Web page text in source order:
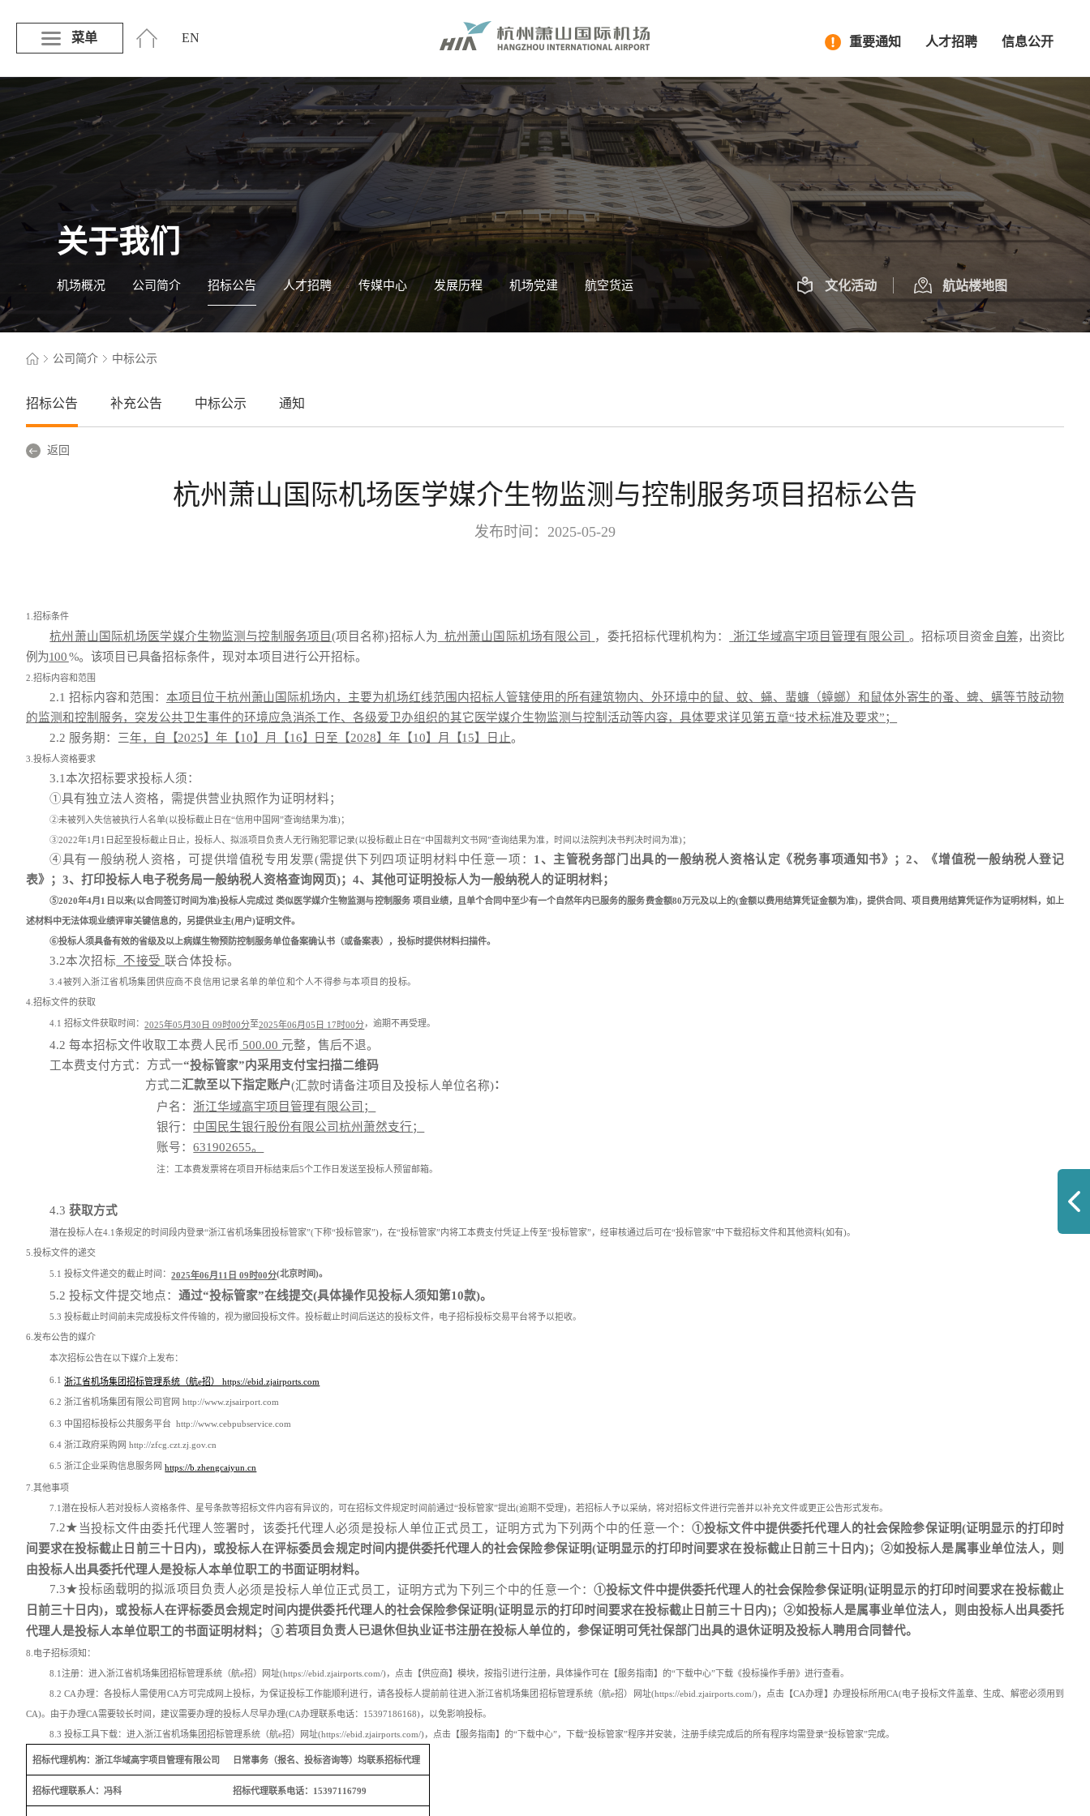
菜单 EN 信息公开
人才招聘
重要通知
关于我们
机场概况 公司简介 招标公告 人才招聘 传媒中心 发展历程 机场党建 航空货运 文化活动 航站楼地图
公司简介 中标公示
招标公告 补充公告 中标公示 通知
返回
杭州萧山国际机场医学媒介生物监测与控制服务项目招标公告
发布时间：2025-05-29
1.招标条件
杭州萧山国际机场医学媒介生物监测与控制服务项目(项目名称)招标人为 杭州萧山国际机场有限公司 ，委托招标代理机构为： 浙江华域高宇项目管理有限公司 。招标项目资金 自筹，出资比
例为100%。该项目已具备招标条件，现对本项目 进行公开招标。
2.招标内容和范围
2.1 招标内容和范围： 本项目位于杭州萧山国际机场内，主要为机场红线范围内招标人管辖使用的所有建筑物内、外环境中的鼠、蚊、蝇、蜚蠊（蟑螂）和鼠体外寄生的蚤、蜱、螨等节肢动物
的监测和控制服务，突发公共卫生事件的环境应急消杀工作、各级爱卫办组织的其它医学媒介生物监测与控制活动等内容，具体要求详见第五章“技术标准及要求”；
2.2 服务期：三年，自【2025】年【10】月【16】日至【2028】年【10】月【15】日止。
3.投标人资格要求
3.1本次招标要求投标人须：
①具有独立法人资格，需提供营业执照作为证明材料；
②未被列入失信被执行人名单(以投标截止日在“信用中国网”查询结果为准)；
③2022年1月1日起至投标截止日止，投标人、拟派项目负责人无行贿犯罪记录(以投标截止日在“中国裁判文书网”查询结果为准，时间以法院判决书判决时间为准)；
④具有一般纳税人资格，可提供增值税专用发票(需提供下列四项证明材料中任意一项： 1、主管税务部门出具的一般纳税人资格认定《税务事项通知书》；2、《增值税一般纳税人登记
表》；3、打印投标人电子税务局一般纳税人资格查询网页)；4、其他可证明投标人为一般纳税人的证明材料；
⑤2020年4月1日以来(以合同签订时间为准)投标人完成过 类似医学媒介生物监测与控制服务 项目业绩，且单个合同中至少有一个自然年内已服务的服务费金额80万元及以上的(金额以费用结算凭证金额为准)，提供合同、项目费用结算凭证作为证明材料，如上
述材料中无法体现业绩评审关键信息的，另提供业主(用户)证明文件。
⑥投标人须具备有效的省级及以上病媒生物预防控制服务单位备案确认书（或备案表），投标时提供材料扫描件。
3.2本次招标 不接受 联合体投标。
3.4被列入浙江省机场集团供应商不良信用记录名单的单位和个人不得参与本项目的投标。
4.招标文件的获取
4.1 招标文件获取时间：2025年05月30日 09时00分至2025年06月05日 17时00分，逾期不再受理。
4.2 每本招标文件收取工本费人民币 500.00 元整，售后不退。
工本费支付方式： 方式一“投标管家”内采用支付宝扫描二维码
方式二汇款至以下指定账户(汇款时请备注项目及投标人单位名称)：
户名： 浙江华域高宇项目管理有限公司；
银行： 中国民生银行股份有限公司杭州萧然支行；
账号：631902655。
注：工本费发票将在项目开标结束后5个工作日发送至投标人预留邮箱。
4.3获取方式
潜在投标人在4.1条规定的时间段内登录“浙江省机场集团投标管家”(下称“投标管家”)，在“投标管家”内将工本费支付凭证上传至“投标管家”，经审核通过后可在“投标管家”中下载招标文件和其他资料(如有)。
5.投标文件的递交
5.1 投标文件递交的截止时间：2025年06月11日 09时00分(北京时间)。
5.2 投标文件提交地点：通过“投标管家”在线提交(具体操作见投标人须知第10款)。
5.3 投标截止时间前未完成投标文件传输的，视为撤回投标文件。投标截止时间后送达的投标文件，电子招标投标交易平台将予以拒收。
6.发布公告的媒介
本次招标公告在以下媒介上发布：
6.1浙江省机场集团招标管理系统（航e招） https://ebid.zjairports.com
6.2 浙江省机场集团有限公司官网 http://www.zjsairport.com
6.3 中国招标投标公共服务平台 http://www.cebpubservice.com
6.4 浙江政府采购网 http://zfcg.czt.zj.gov.cn
6.5 浙江企业采购信息服务网https://b.zhengcaiyun.cn
7.其他事项
7.1潜在投标人若对投标人资格条件、星号条款等招标文件内容有异议的，可在招标文件规定时间前通过“投标管家”提出(逾期不受理)，若招标人予以采纳，将对招标文件进行完善并以补充文件或更正公告形式发布。
7.2★ 当投标文件由委托代理人签署时，该委托代理人必须是投标人单位正式员工，证明方式为下列两个中的任意一个：①投标文件中提供委托代理人的社会保险参保证明(证明显示的打印时
间要求在投标截止日前三十日内)，或投标人在评标委员会规定时间内提供委托代理人的社会保险参保证明(证明显示的打印时间要求在投标截止日前三十日内)；②如投标人是属事业单位法人，则
由投标人出具委托代理人是投标人本单位职工的书面证明材料。
7.3★投标函载明的拟派项目负责人必须是投标人单位正式员工，证明方式为下列三个中的任意一个：①投标文件中提供委托代理人的社会保险参保证明(证明显示的打印时间要求在投标截止
日前三十日内)，或投标人在评标委员会规定时间内提供委托代理人的社会保险参保证明(证明显示的打印时间要求在投标截止日前三十日内)；②如投标人是属事业单位法人，则由投标人出具委托
代理人是投标人本单位职工的书面证明材料；
③若项目负责人已退休但执业证书注册在投标人单位的，参保证明可凭社保部门出具的退休证明及投标人聘用合同替代。
8.电子招标须知：
8.1注册：进入浙江省机场集团招标管理系统（航e招）网址(https://ebid.zjairports.com/)，点击【供应商】模块，按指引进行注册，具体操作可在【服务指南】的“下载中心”下载《投标操作手册》进行查看。
8.2 CA办理：各投标人需使用CA方可完成网上投标，为保证投标工作能顺利进行，请各投标人提前前往进入浙江省机场集团招标管理系统（航e招）网址(https://ebid.zjairports.com/)，点击【CA办理】办理投标所用CA(电子投标文件盖章、生成、解密必须用到
CA)。由于办理CA需要较长时间，建议需要办理的投标人尽早办理(CA办理联系电话：15397186168)，以免影响投标。
8.3 投标工具下载：进入浙江省机场集团招标管理系统（航e招）网址(https://ebid.zjairports.com/)，点击【服务指南】的“下载中心”，下载“投标管家”程序并安装，注册手续完成后的所有程序均需登录“投标管家”完成。
招标代理机构：浙江华域高宇项目管理有限公司 日常事务（报名、投标咨询等）均联系招标代理
招标代理联系人：冯科 招标代理联系电话：15397116799